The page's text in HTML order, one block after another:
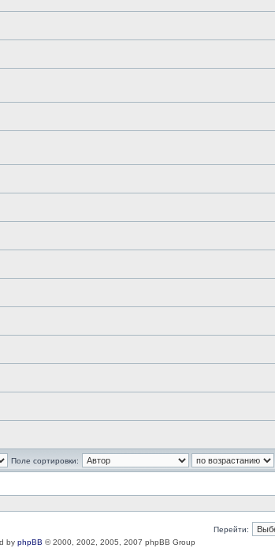
Поле сортировки:
Перейти:
by phpBB © 2000, 2002, 2005, 2007 phpBB Group